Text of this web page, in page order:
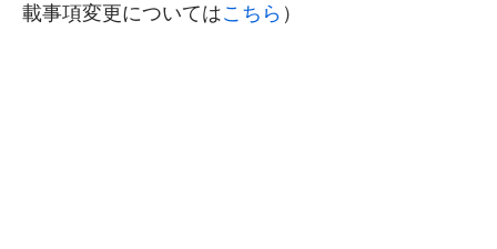
載事項変更についてはこちら ）